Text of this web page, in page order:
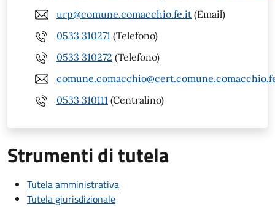
urp@comune.comacchio.fe.it (Email)
0533 310271 (Telefono)
0533 310272 (Telefono)
0533 310111 (Centralino)
Strumenti di tutela
Tutela amministrativa
Tutela giurisdizionale